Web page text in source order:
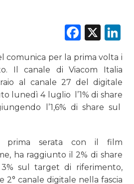
X
comunica per la prima volta i
Il canale di Viacom Italia
al canale 27 del digitale
lunedì 4 luglio l’1% di share
l’1,6% di share sul
prima serata con il film
ha raggiunto il 2% di share
sul target di riferimento,
2° canale digitale nella fascia